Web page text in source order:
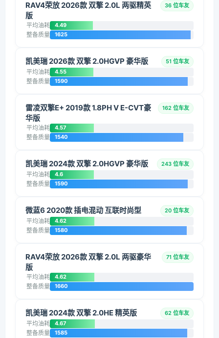
RAV4荣放 2026款 双擎 2.0L 两驱精英
版
36 位车友
平均油耗 4.49
整备质量 1625
凯美瑞 2026款 双擎 2.0HGVP 豪华版 51 位车友
平均油耗 4.55
整备质量 1590
雷凌双擎E+ 2019款 1.8PH V E-CVT豪
华版
162 位车友
平均油耗 4.57
整备质量 1540
凯美瑞 2024款 双擎 2.0HGVP 豪华版 243 位车友
平均油耗 4.6
整备质量 1590
微蓝6 2020款 插电混动 互联时尚型 20 位车友
平均油耗 4.62
整备质量 1580
RAV4荣放 2026款 双擎 2.0L 两驱豪华
版
71 位车友
平均油耗 4.62
整备质量 1660
凯美瑞 2024款 双擎 2.0HE 精英版 62 位车友
平均油耗 4.67
整备质量 1585